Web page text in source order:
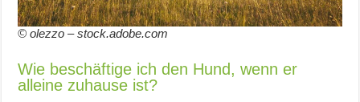
© olezzo – stock.adobe.com
Wie beschäftige ich den Hund, wenn er
alleine zuhause ist?